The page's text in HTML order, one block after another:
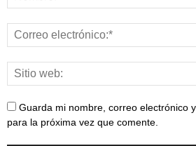
Guarda mi nombre, correo electrónico
para la próxima vez que comente.